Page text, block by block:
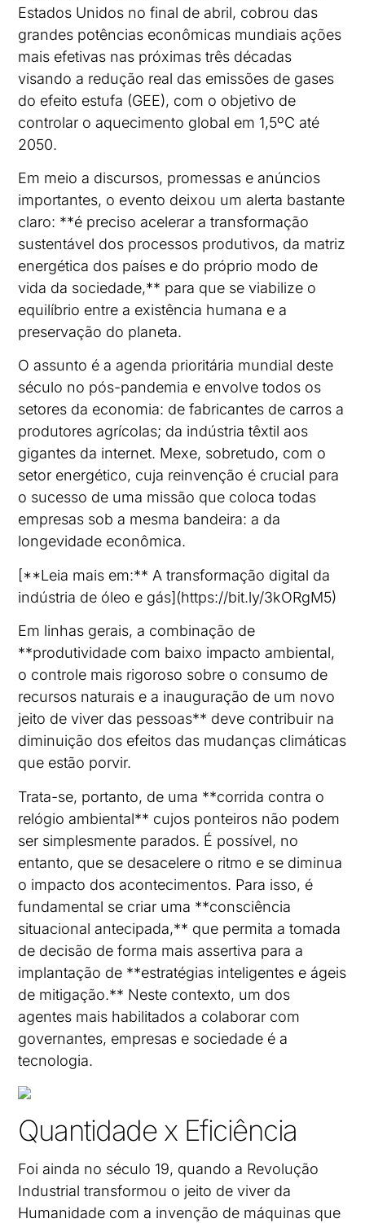
Estados Unidos no final de abril, cobrou das
grandes potências econômicas mundiais ações
mais efetivas nas próximas três décadas
visando a redução real das emissões de gases
do efeito estufa (GEE), com o objetivo de
controlar o aquecimento global em 1,5ºC até
2050.
Em meio a discursos, promessas e anúncios
importantes, o evento deixou um alerta bastante
claro: **é preciso acelerar a transformação
sustentável dos processos produtivos, da matriz
energética dos países e do próprio modo de
vida da sociedade,** para que se viabilize o
equilíbrio entre a existência humana e a
preservação do planeta.
O assunto é a agenda prioritária mundial deste
século no pós-pandemia e envolve todos os
setores da economia: de fabricantes de carros a
produtores agrícolas; da indústria têxtil aos
gigantes da internet. Mexe, sobretudo, com o
setor energético, cuja reinvenção é crucial para
o sucesso de uma missão que coloca todas
empresas sob a mesma bandeira: a da
longevidade econômica.
[**Leia mais em:** A transformação digital da
indústria de óleo e gás](https://bit.ly/3kORgM5)
Em linhas gerais, a combinação de
**produtividade com baixo impacto ambiental,
o controle mais rigoroso sobre o consumo de
recursos naturais e a inauguração de um novo
jeito de viver das pessoas** deve contribuir na
diminuição dos efeitos das mudanças climáticas
que estão porvir.
Trata-se, portanto, de uma **corrida contra o
relógio ambiental** cujos ponteiros não podem
ser simplesmente parados. É possível, no
entanto, que se desacelere o ritmo e se diminua
o impacto dos acontecimentos. Para isso, é
fundamental se criar uma **consciência
situacional antecipada,** que permita a tomada
de decisão de forma mais assertiva para a
implantação de **estratégias inteligentes e ágeis
de mitigação.** Neste contexto, um dos
agentes mais habilitados a colaborar com
governantes, empresas e sociedade é a
tecnologia.
Quantidade x Eficiência
Foi ainda no século 19, quando a Revolução
Industrial transformou o jeito de viver da
Humanidade com a invenção de máquinas que